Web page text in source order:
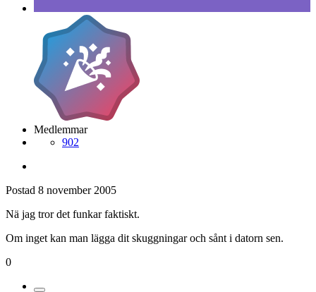
Medlemmar
902
Postad 8 november 2005
Nä jag tror det funkar faktiskt.
Om inget kan man lägga dit skuggningar och sånt i datorn sen.
0